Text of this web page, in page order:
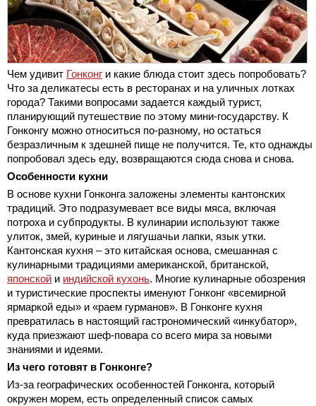
Чем удивит Гонконг и какие блюда стоит здесь попробовать?
Что за деликатесы есть в ресторанах и на уличных лотках
города? Такими вопросами задается каждый турист,
планирующий путешествие по этому мини-государству. К
Гонконгу можно относиться по-разному, но остаться
безразличным к здешней пище не получится. Те, кто однажды
попробовал здесь еду, возвращаются сюда снова и снова.
Особенности кухни
В основе кухни Гонконга заложены элементы кантонских
традиций. Это подразумевает все виды мяса, включая
потроха и субпродукты. В кулинарии используют также
улиток, змей, куриные и лягушачьи лапки, язык утки.
Кантонская кухня – это китайская основа, смешанная с
кулинарными традициями американской, британской,
японской и индийской кухонь. Многие кулинарные обозрения
и туристические проспекты именуют Гонконг «всемирной
ярмаркой еды» и «раем гурманов». В Гонконге кухня
превратилась в настоящий гастрономический «инкубатор»,
куда приезжают шеф-повара со всего мира за новыми
знаниями и идеями.
Из чего готовят в Гонконге?
Из-за географических особенностей Гонконга, который
окружен морем, есть определенный список самых